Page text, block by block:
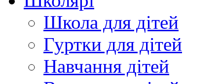
Школа для дітей
Гуртки для дітей
Навчання дітей